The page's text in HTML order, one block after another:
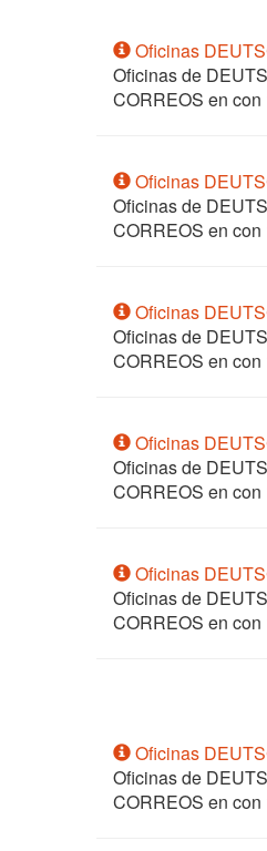
Oficinas
Oficinas de
CORREOS en con
Oficinas
Oficinas de
CORREOS en con
Oficinas
Oficinas de
CORREOS en con
Oficinas
Oficinas de
CORREOS en con
Oficinas
Oficinas de
CORREOS en con
Oficinas
Oficinas de
CORREOS en con